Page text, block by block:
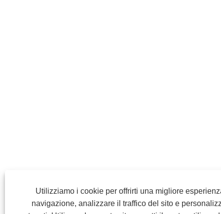
Utilizziamo i cookie per offrirti una migliore
navigazione, analizzare il traffico del sito e